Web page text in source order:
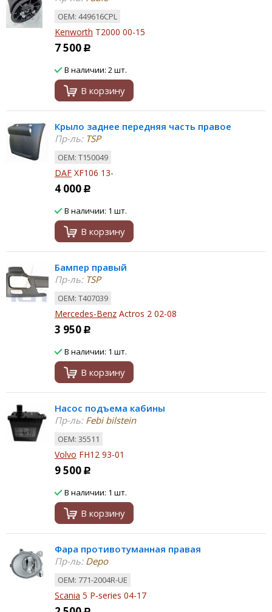
ОЕМ: 449616CPL
Kenworth T2000 00-15
7 500 Р
В наличии: 2 шт.
В корзину
Крыло заднее передняя часть правое
Пр-ль:TSP
ОЕМ: T150049
DAF XF106 13-
4 000 Р
В наличии: 1 шт.
В корзину
Бампер правый
Пр-ль:TSP
ОЕМ: T407039
Mercedes-Benz Actros 2 02-08
3 950 Р
В наличии: 1 шт.
В корзину
Насос подъема кабины
Пр-ль:Febi bilstein
ОЕМ: 35511
Volvo FH12 93-01
9 500 Р
В наличии: 1 шт.
В корзину
Фара противотуманная правая
Пр-ль:Depo
ОЕМ: 771-2004R-UE
Scania 5 P-series 04-17